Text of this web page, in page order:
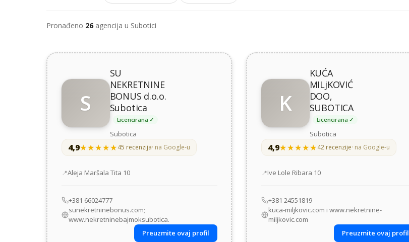
Pronađeno 26 agencija u Subotici
S
SU
NEKRETNINE
BONUS d.o.o.
Subotica
Licencirana ✓
Subotica
4,9★★★★★
★★★★★45 recenzija· na Google-u
Adresa
Aleja Maršala Tita 10
+381 66024777
sunekretninebonus.com;
www.nekretninebajmoksubotica.
Preuzmite ovaj profil
K
KUĆA
MILjKOVIĆ
DOO,
SUBOTICA
Licencirana ✓
Subotica
4,9★★★★★
★★★★★42 recenzije· na Google-u
Adresa
Ive Lole Ribara 10
+381 24551819
kuca-miljkovic.com i www.nekretnine-
miljkovic.com
Preuzmite ovaj profil